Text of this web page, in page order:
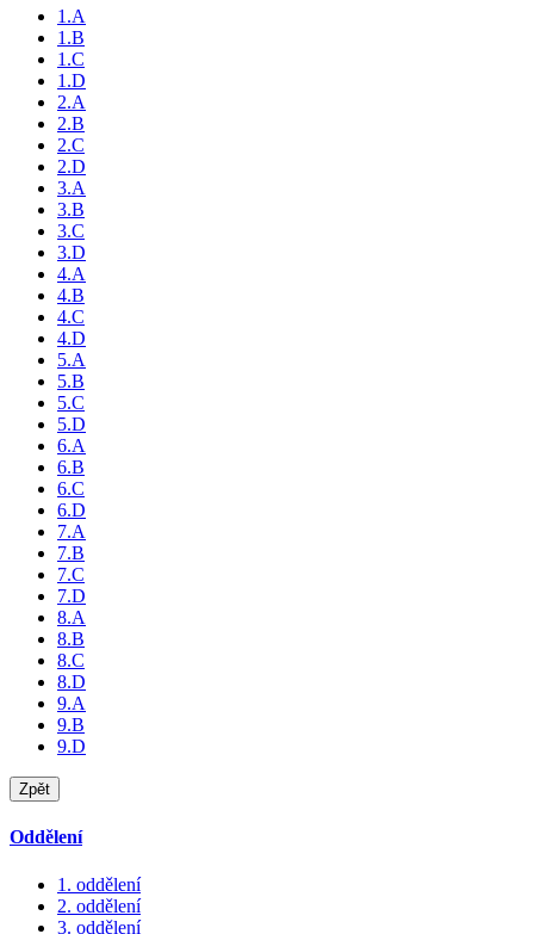
1.A
1.B
1.C
1.D
2.A
2.B
2.C
2.D
3.A
3.B
3.C
3.D
4.A
4.B
4.C
4.D
5.A
5.B
5.C
5.D
6.A
6.B
6.C
6.D
7.A
7.B
7.C
7.D
8.A
8.B
8.C
8.D
9.A
9.B
9.D
Zpět
Oddělení
1. oddělení
2. oddělení
3. oddělení